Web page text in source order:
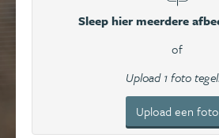
Sleep hier meerdere
of
Upload 1 foto
Upload een foto